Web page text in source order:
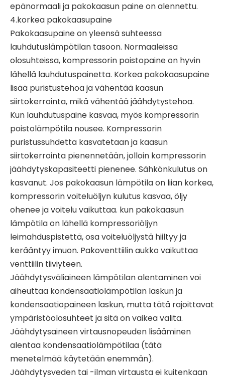
epänormaali ja pakokaasun paine on alennettu.
4.korkea pakokaasupaine
Pakokaasupaine on yleensä suhteessa
lauhdutuslämpötilan tasoon. Normaaleissa
olosuhteissa, kompressorin poistopaineon hyvin
lähellä lauhdutuspainetta. Korkea pakokaasupaine
lisää puristustehoa ja vähentää kaasun
siirtokerrointa, mikä vähentää jäähdytystehoa.
Kun lauhdutuspaine kasvaa, myös kompressorin
poistolämpötila nousee. Kompressorin
puristussuhdetta kasvatetaan ja kaasun
siirtokerrointa pienennetään, jolloin kompressorin
jäähdytyskapasiteetti pienenee. Sähkönkulutus on
kasvanut. Jos pakokaasun lämpötila on liian korkea,
kompressorin voiteluöljyn kulutus kasvaa, öljy
ohenee ja voitelu vaikuttaa. kun pakokaasun
lämpötila on lähellä kompressoriöljyn
leimahduspistettä, osa voiteluöljystä hiiltyy ja
kerääntyy imuon. Pakoventtiilin aukko vaikuttaa
venttiilin tiiviyteen.
Jäähdytysväliaineen lämpötilan alentaminen voi
aiheuttaa kondensaatiolämpötilan laskun ja
kondensaatiopaineen laskun, mutta tätä rajoittavat
ympäristöolosuhteet ja sitä on vaikea valita.
Jäähdytysaineen virtausnopeuden lisääminen
alentaa kondensaatiolämpötilaa (tätä
menetelmää käytetään enemmän).
Jäähdytysveden tai -ilman virtausta ei kuitenkaan